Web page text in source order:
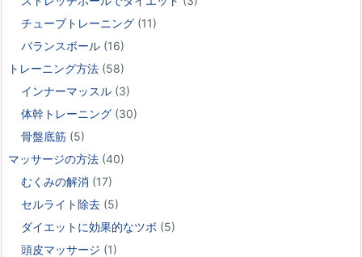
チューブトレーニング (11)
バランスボール (16)
トレーニング方法 (58)
インナーマッスル (3)
体幹トレーニング (30)
骨盤底筋 (5)
マッサージの方法 (40)
むくみの解消 (17)
セルライト除去 (5)
ダイエットに効果的なツボ (5)
頭皮マッサージ (1)